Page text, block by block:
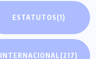
ESTATUTOS(1)
INTERNACIONAL(217)